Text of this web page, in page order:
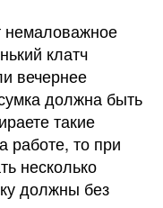
немаловажное
клатч
вечернее
должна быть
такие
работе, то при
несколько
должны без